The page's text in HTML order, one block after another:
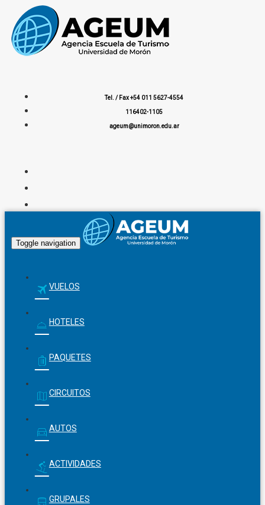
Tel. / Fax +54 011 5627-4554
116402-1105
ageum@unimoron.edu.ar
Toggle navigation
VUELOS
HOTELES
PAQUETES
CIRCUITOS
AUTOS
ACTIVIDADES
GRUPALES